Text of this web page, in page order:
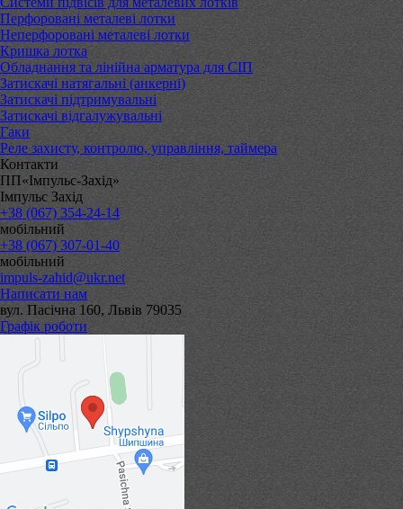
Перфоровані металеві лотки
Неперфоровані металеві лотки
Кришка лотка
Обладнання та лінійна арматура для СІП
Затискачі натягальні (анкерні)
Затискачі підтримувальні
Затискачі відгалужувальні
Гаки
Реле захисту, контролю, управління, таймера
Контакти
ПП«Імпульс-Захід»
Імпульс Захід
+38 (067) 354-24-14
мобільний
+38 (067) 307-01-40
мобільний
impuls-zahid@ukr.net
Написати нам
вул. Пасічна 160, Львів 79035
Графік роботи